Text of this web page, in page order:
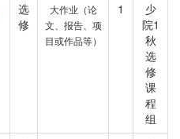
选
修
大作业（论
文、报告、项
目或作品等）
1
少
院1
秋
选
修
课
程
组